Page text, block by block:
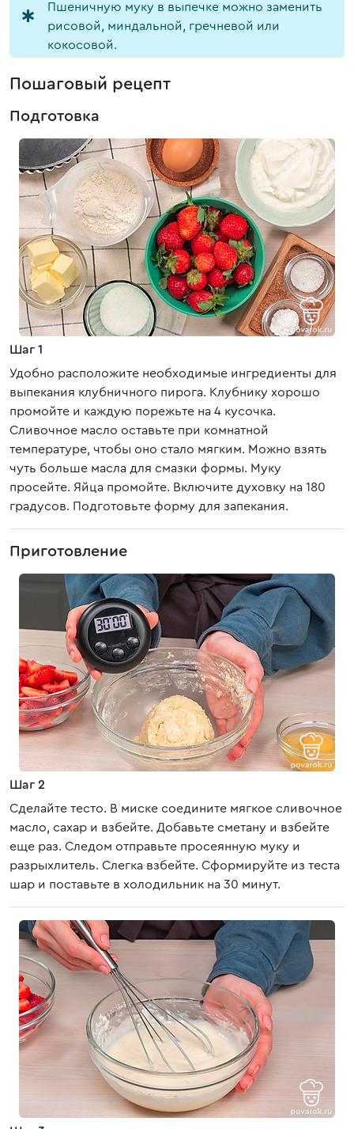
Пшеничную муку в выпечке можно заменить
рисовой, миндальной, гречневой или
кокосовой.
Пошаговый рецепт
Подготовка
Шаг 1
Удобно расположите необходимые ингредиенты для
выпекания клубничного пирога. Клубнику хорошо
промойте и каждую порежьте на 4 кусочка.
Сливочное масло оставьте при комнатной
температуре, чтобы оно стало мягким. Можно взять
чуть больше масла для смазки формы. Муку
просейте. Яйца промойте. Включите духовку на 180
градусов. Подготовьте форму для запекания.
Приготовление
Шаг 2
Сделайте тесто. В миске соедините мягкое сливочное
масло, сахар и взбейте. Добавьте сметану и взбейте
еще раз. Следом отправьте просеянную муку и
разрыхлитель. Слегка взбейте. Сформируйте из теста
шар и поставьте в холодильник на 30 минут.